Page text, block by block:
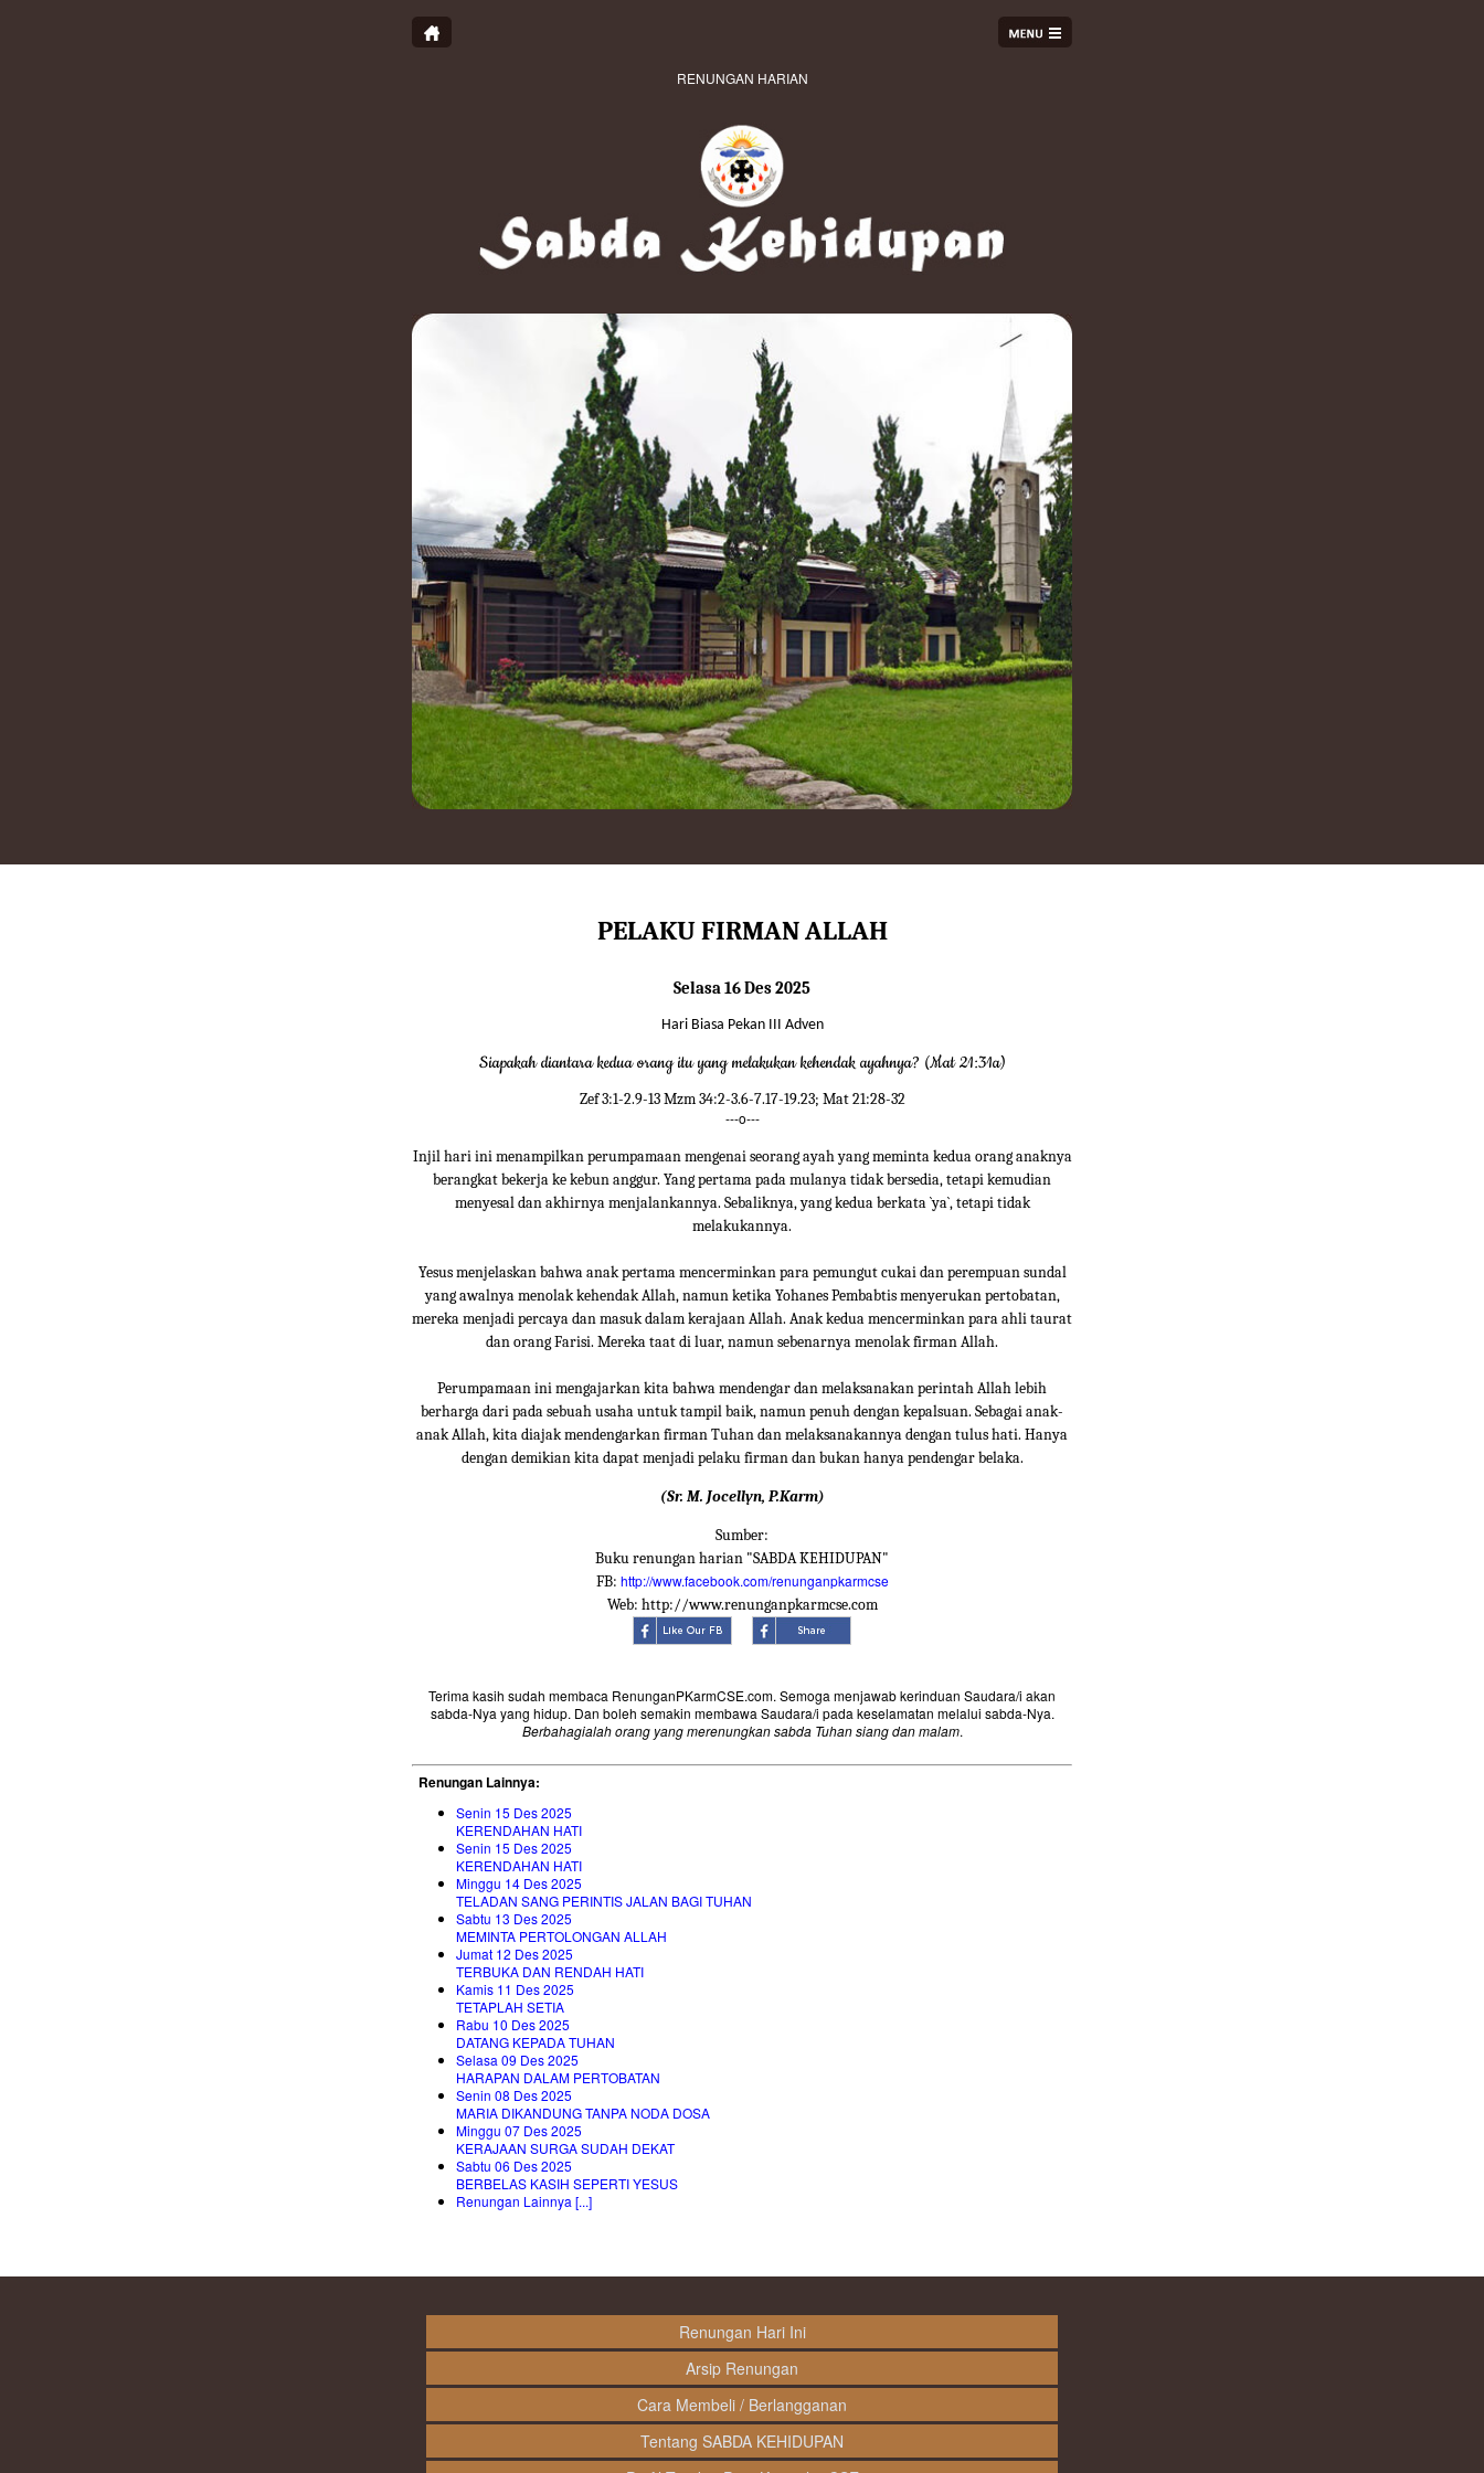
RENUNGAN HARIAN
PELAKU FIRMAN ALLAH
Selasa 16 Des 2025
Hari Biasa Pekan III Adven
Siapakah diantara kedua orang itu yang melakukan kehendak ayahnya? (Mat 21:31a)
Zef 3:1-2.9-13 Mzm 34:2-3.6-7.17-19.23; Mat 21:28-32
---o---
Injil hari ini menampilkan perumpamaan mengenai seorang ayah yang meminta kedua orang anaknya
berangkat bekerja ke kebun anggur. Yang pertama pada mulanya tidak bersedia, tetapi kemudian
menyesal dan akhirnya menjalankannya. Sebaliknya, yang kedua berkata `ya`, tetapi tidak
melakukannya.
Yesus menjelaskan bahwa anak pertama mencerminkan para pemungut cukai dan perempuan sundal
yang awalnya menolak kehendak Allah, namun ketika Yohanes Pembabtis menyerukan pertobatan,
mereka menjadi percaya dan masuk dalam kerajaan Allah. Anak kedua mencerminkan para ahli taurat
dan orang Farisi. Mereka taat di luar, namun sebenarnya menolak firman Allah.
Perumpamaan ini mengajarkan kita bahwa mendengar dan melaksanakan perintah Allah lebih
berharga dari pada sebuah usaha untuk tampil baik, namun penuh dengan kepalsuan. Sebagai anak-
anak Allah, kita diajak mendengarkan firman Tuhan dan melaksanakannya dengan tulus hati. Hanya
dengan demikian kita dapat menjadi pelaku firman dan bukan hanya pendengar belaka.
(Sr. M. Jocellyn, P.Karm)
Sumber:
Buku renungan harian "SABDA KEHIDUPAN"
FB: http://www.facebook.com/renunganpkarmcse
Web: http://www.renunganpkarmcse.com
Terima kasih sudah membaca RenunganPKarmCSE.com. Semoga menjawab kerinduan Saudara/i akan
sabda-Nya yang hidup. Dan boleh semakin membawa Saudara/i pada keselamatan melalui sabda-Nya.
Berbahagialah orang yang merenungkan sabda Tuhan siang dan malam.
Renungan Lainnya:
Senin 15 Des 2025
KERENDAHAN HATI
Senin 15 Des 2025
KERENDAHAN HATI
Minggu 14 Des 2025
TELADAN SANG PERINTIS JALAN BAGI TUHAN
Sabtu 13 Des 2025
MEMINTA PERTOLONGAN ALLAH
Jumat 12 Des 2025
TERBUKA DAN RENDAH HATI
Kamis 11 Des 2025
TETAPLAH SETIA
Rabu 10 Des 2025
DATANG KEPADA TUHAN
Selasa 09 Des 2025
HARAPAN DALAM PERTOBATAN
Senin 08 Des 2025
MARIA DIKANDUNG TANPA NODA DOSA
Minggu 07 Des 2025
KERAJAAN SURGA SUDAH DEKAT
Sabtu 06 Des 2025
BERBELAS KASIH SEPERTI YESUS
Renungan Lainnya [...]
Renungan Hari Ini
Arsip Renungan
Cara Membeli / Berlangganan
Tentang SABDA KEHIDUPAN